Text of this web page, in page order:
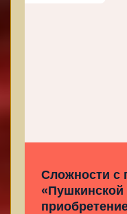
Сложности с
«Пушкинской